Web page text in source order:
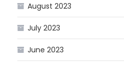
August 2023
July 2023
June 2023